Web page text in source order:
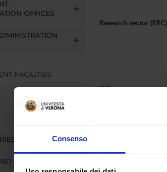
Consenso
OFFICES
FACILITIES
COMPANIES
Research sector (ERC)
Office
E-mail